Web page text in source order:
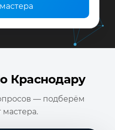
Краснодару
— подберём